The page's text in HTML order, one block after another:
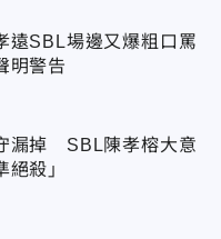
遠SBL場邊又爆粗口罵
明警告
漏掉 SBL陳孝榕大意
絕殺」